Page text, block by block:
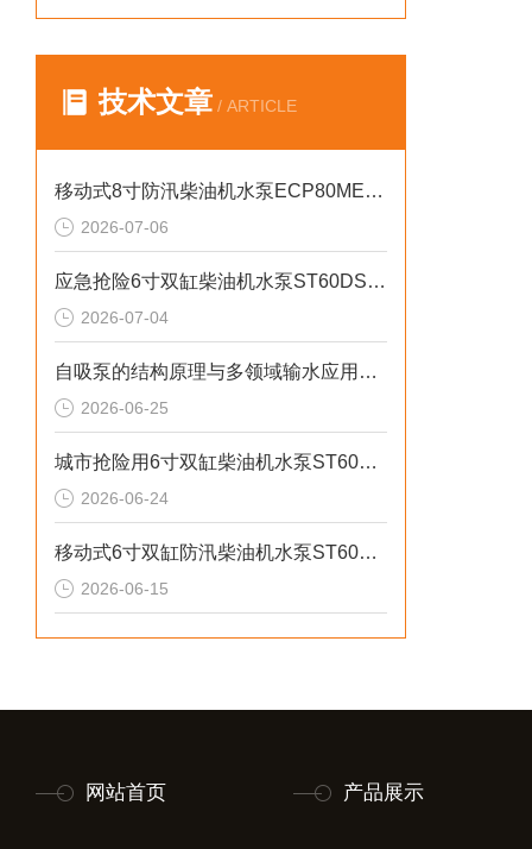
技术文章 / ARTICLE
移动式8寸防汛柴油机水泵ECP80ME产品介绍
2026-07-06
应急抢险6寸双缸柴油机水泵ST60DS产品介绍
2026-07-04
自吸泵的结构原理与多领域输水应用探析
2026-06-25
城市抢险用6寸双缸柴油机水泵ST60DS产品介绍
2026-06-24
移动式6寸双缸防汛柴油机水泵ST60SD产品介绍
2026-06-15
网站首页 产品展示